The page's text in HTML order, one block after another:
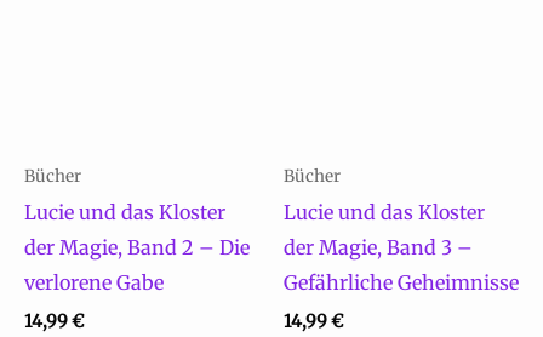
Bücher
Lucie und das Kloster
der Magie, Band 2 – Die
verlorene Gabe
14,99€
Bücher
Lucie und das Kloster
der Magie, Band 3 –
Gefährliche Geheimnisse
14,99€